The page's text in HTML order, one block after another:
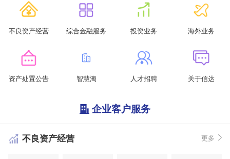
不良资产经营 综合金融服务 投资业务 海外业务
资产处置公告 智慧淘 人才招聘 关于信达
企业客户服务
不良资产经营 更多